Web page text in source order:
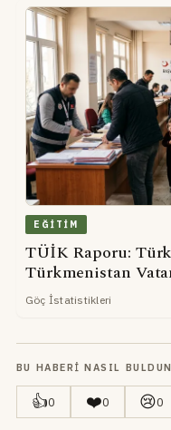
EĞITIM
TÜİK Raporu:
Türkmenistan
Göç İstatistikleri
BU HABERI NASIL
👍0 ❤️0 😢0